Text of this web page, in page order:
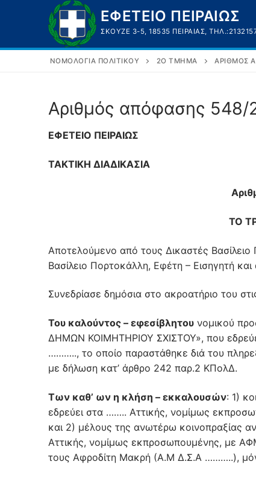
περιεχόμενο
ΕΦΕΤΕΙΟ ΠΕΙΡΑΙΩΣ
ΣΚΟΥΖΈ 3-5, 18535 ΠΕΙΡΑΙΆΣ,
ΝΟΜΟΛΟΓΊΑ ΠΟΛΙΤΙΚΟΎ 2Ο ΤΜΉΜΑ ΑΡΙΘΜΌΣ
Αριθμός απόφασης 548/
ΕΦΕΤΕΙΟ ΠΕΙΡΑΙΩΣ
ΤΑΚΤΙΚΗ ΔΙΑΔΙΚΑΣΙΑ
ΤΟ
Αποτελούμενο από τους Δικαστές
Βασίλειο Πορτοκάλλη, Εφέτη – Εισηγητή
Συνεδρίασε δημόσια στο ακροατήριο του
Του καλούντος – εφεσίβλητου νομικού
ΔΗΜΩΝ ΚΟΙΜΗΤΗΡΙΟΥ ΣΧΙΣΤΟΥ», που
……….., το οποίο παραστάθηκε διά του
με δήλωση κατ’ άρθρο 242 παρ.2 ΚΠολΔ.
Των καθ’ ων η κλήση – εκκαλουσών: 1)
εδρεύει στα …….. Αττικής, νομίμως
και 2) μέλους της ανωτέρω κοινοπραξίας
Αττικής, νομίμως εκπροσωπουμένης, με
τους Αφροδίτη Μακρή (Α.Μ Δ.Σ.Α ………..),